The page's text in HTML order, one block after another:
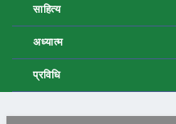
साहित्य
अध्यात्म
प्रविधि